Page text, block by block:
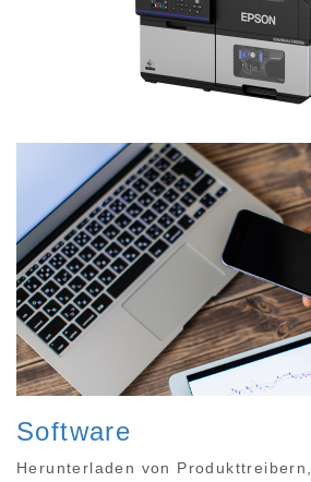
Software
Herunterladen von Produkttreibern,